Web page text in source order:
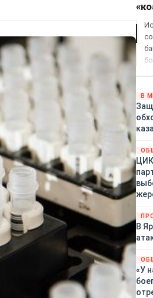
в
В
В
«У